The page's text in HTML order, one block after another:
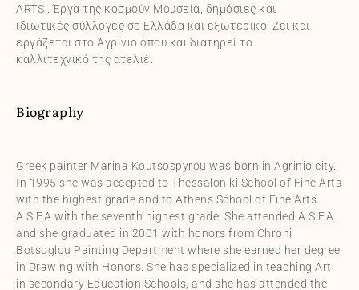
ARTS . Έργα της κοσμούν Μουσεία, δημόσιες και
ιδιωτικές συλλογές σε Ελλάδα και εξωτερικό. Ζει και
εργάζεται στο Αγρίνιο όπου και διατηρεί το
καλλιτεχνικό της ατελιέ.
Biography
Greek painter Marina Koutsospyrou was born in Agrinio city.
In 1995 she was accepted to Thessaloniki School of Fine Arts
with the highest grade and to Athens School of Fine Arts
A.S.F.A with the seventh highest grade. She attended A.S.F.A.
and she graduated in 2001 with honors from Chroni
Botsoglou Painting Department where she earned her degree
in Drawing with Honors. She has specialized in teaching Art
in secondary Education Schools, and she has attended the